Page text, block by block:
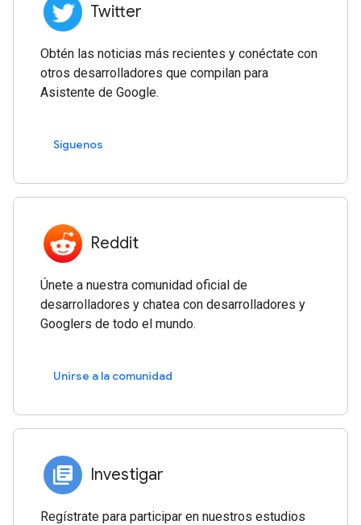
Twitter
Obtén las noticias más recientes y conéctate con
otros desarrolladores que compilan para
Asistente de Google.
Síguenos
Reddit
Únete a nuestra comunidad oficial de
desarrolladores y chatea con desarrolladores y
Googlers de todo el mundo.
Unirse a la comunidad
Investigar
Regístrate para participar en nuestros estudios